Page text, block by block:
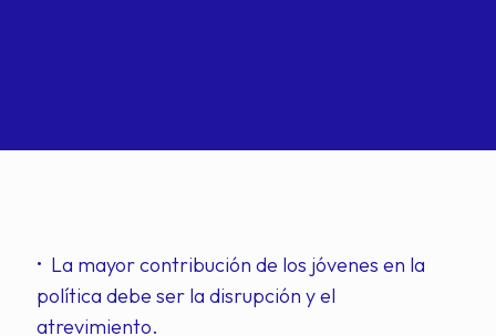
• La mayor contribución de los jóvenes en la
política debe ser la disrupción y el
atrevimiento.